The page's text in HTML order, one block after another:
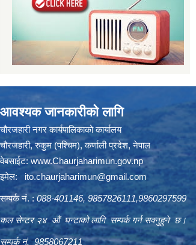
आवश्यक जानकारीको लागि
चौरजहारी नगर कार्यपालिकाको कार्यालय
चौरजहारी, रुकुम (पश्चिम), कर्णाली प्रदेश, नेपाल
वेबसाईट:www.Chaurjaharimun.gov.np
इमेल: ito.chaurjaharimun@gmail.com
सम्पर्क नं. : 088-401146, 9857826111,9860297599
कल सेन्टर २४ औं घन्टाको लागि सम्पर्क गर्न सक्नुहुने छ।
सम्पर्क नं. 9858067211